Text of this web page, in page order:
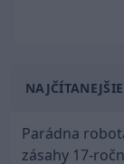
Parádna
zásahy 17-